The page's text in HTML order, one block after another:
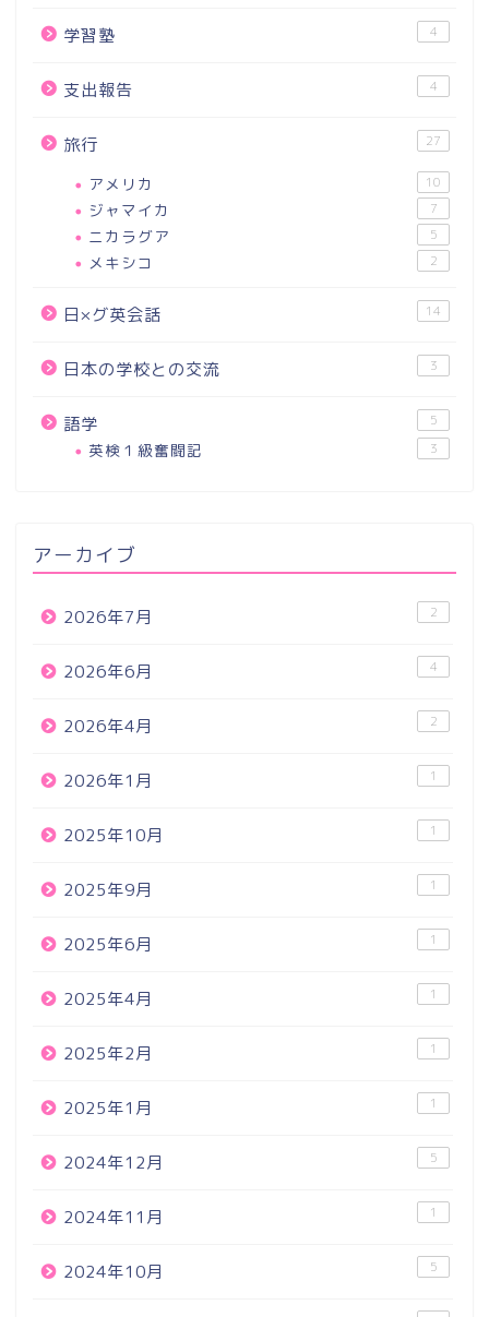
学習塾 4
支出報告 4
旅行 27
アメリカ 10
ジャマイカ 7
ニカラグア 5
メキシコ 2
日×グ英会話 14
日本の学校との交流 3
語学 5
英検１級奮闘記 3
アーカイブ
2026年7月 2
2026年6月 4
2026年4月 2
2026年1月 1
2025年10月 1
2025年9月 1
2025年6月 1
2025年4月 1
2025年2月 1
2025年1月 1
2024年12月 5
2024年11月 1
2024年10月 5